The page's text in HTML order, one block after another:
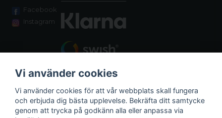
Facebook
Instagram
Vi använder cookies
Vi använder cookies för att vår webbplats skall fungera
och erbjuda dig bästa upplevelse. Bekräfta ditt samtycke
genom att trycka på godkänn alla eller anpassa via